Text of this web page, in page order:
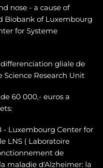
nose - a cause of
Biobank of Luxembourg
for Systeme
gliale de
Science Research Unit
60 000,- euros a
- Luxembourg Center for
LNS ( Laboratoire
de
maladie d'Alzheimer: la